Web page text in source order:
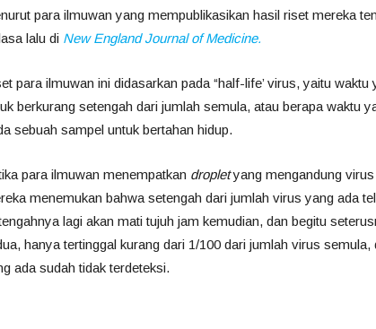
para ilmuwan yang mempublikasikan hasil riset mereka
lalu di New England Journal of Medicine.
para ilmuwan ini didasarkan pada “half-life’ virus, yaitu
berkurang setengah dari jumlah semula, atau berapa waktu
sebuah sampel untuk bertahan hidup.
para ilmuwan menempatkan dropletyang mengandung
menemukan bahwa setengah dari jumlah virus yang ada
lagi akan mati tujuh jam kemudian, dan begitu
hanya tertinggal kurang dari 1/100 dari jumlah virus
ada sudah tidak terdeteksi.